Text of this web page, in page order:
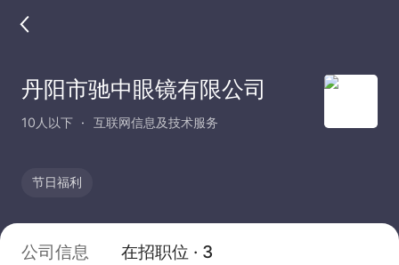
丹阳市驰中眼镜有限公司
10人以下 互联网信息及技术服务
节日福利
公司信息 在招职位 · 3